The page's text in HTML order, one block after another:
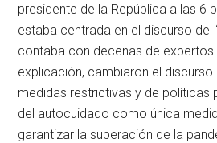
presidente de la República a las 6
estaba centrada en el discurso del
contaba con decenas de expertos
explicación, cambiaron el discurso
medidas restrictivas y de políticas
del autocuidado como única
garantizar la superación de la